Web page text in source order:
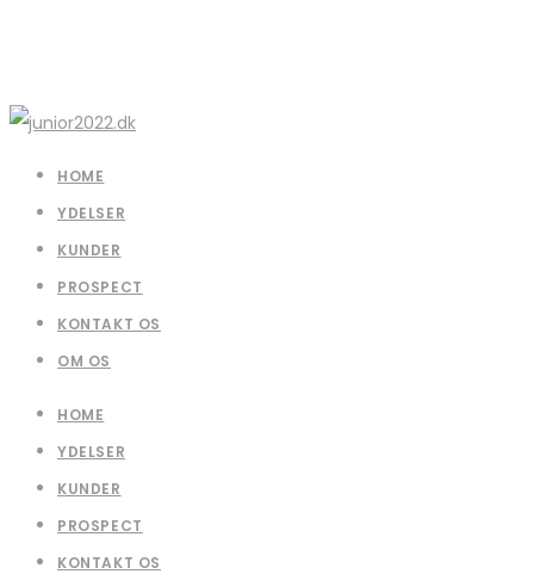
HOME
YDELSER
KUNDER
PROSPECT
KONTAKT OS
OM OS
HOME
YDELSER
KUNDER
PROSPECT
KONTAKT OS